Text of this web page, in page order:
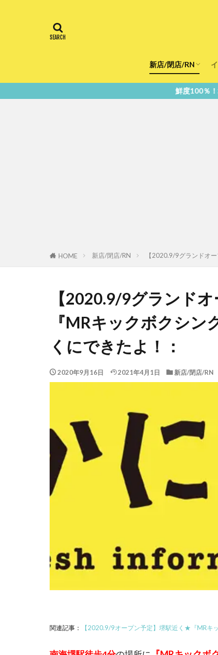
新店/閉店/RN
スーパー
美容・健康
鮮度100％！堺・南大阪の『今
HOME 新店/閉店/RN 【2020.9/9グランドオ
【2020.9/9グランド
『MRキックボクシ
くにできたよ！：
2020年9月16日 2021年4月1日 新店/閉店/RN
関連記事： 【2020.9/9オープン予定】堺駅近く★『MRキ